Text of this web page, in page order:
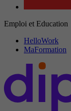
Emploi et Education
HelloWork
MaFormation